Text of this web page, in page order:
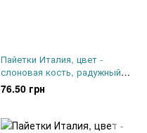
Пайетки Италия, цвет -
слоновая кость, радужный
(0102), чаша 4 мм, 2.5 г
76.50 грн